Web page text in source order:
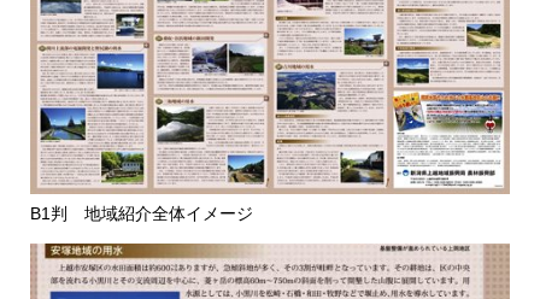
B1判 地域紹介全体イメージ